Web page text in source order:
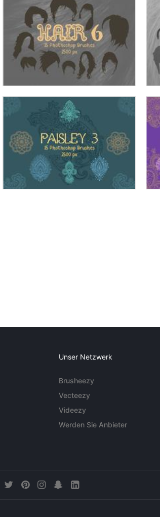
Unser Netzwerk
Brusheezy
Vecteezy
Videezy
Werden Sie Anbieter